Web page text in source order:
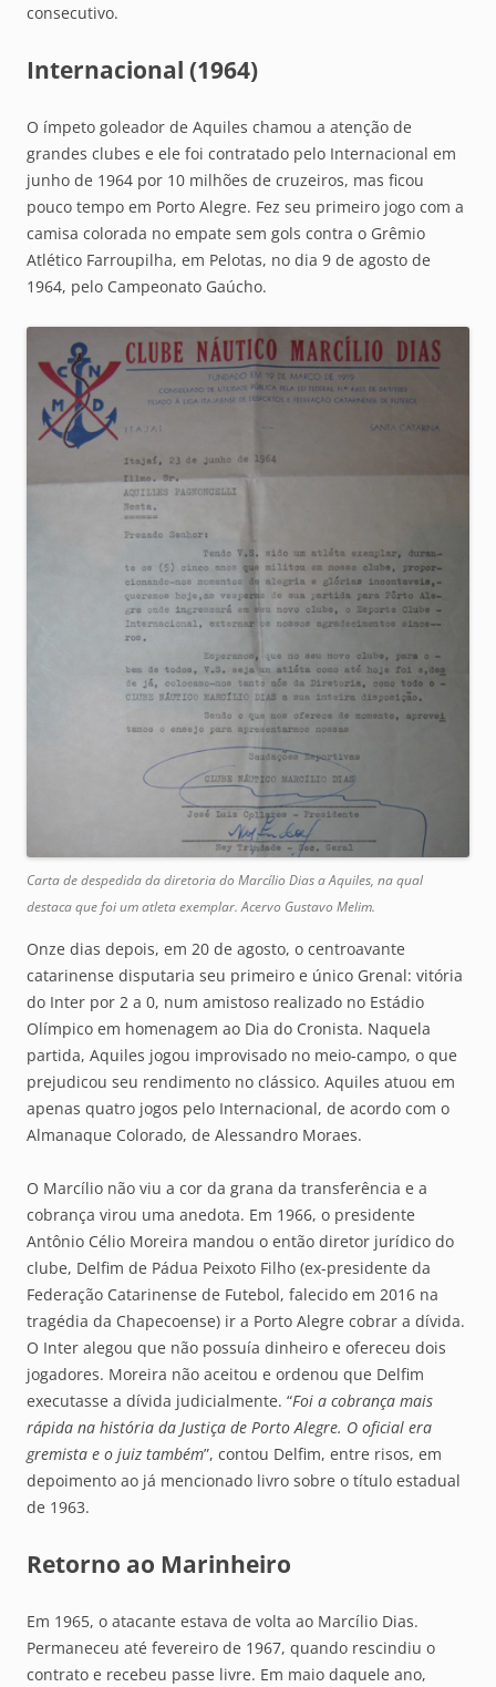
consecutivo.
Internacional (1964)
O ímpeto goleador de Aquiles chamou a atenção de
grandes clubes e ele foi contratado pelo Internacional em
junho de 1964 por 10 milhões de cruzeiros, mas ficou
pouco tempo em Porto Alegre. Fez seu primeiro jogo com a
camisa colorada no empate sem gols contra o Grêmio
Atlético Farroupilha, em Pelotas, no dia 9 de agosto de
1964, pelo Campeonato Gaúcho.
Carta de despedida da diretoria do Marcílio Dias a Aquiles, na qual
destaca que foi um atleta exemplar. Acervo Gustavo Melim.
Onze dias depois, em 20 de agosto, o centroavante
catarinense disputaria seu primeiro e único Grenal: vitória
do Inter por 2 a 0, num amistoso realizado no Estádio
Olímpico em homenagem ao Dia do Cronista. Naquela
partida, Aquiles jogou improvisado no meio-campo, o que
prejudicou seu rendimento no clássico. Aquiles atuou em
apenas quatro jogos pelo Internacional, de acordo com o
Almanaque Colorado, de Alessandro Moraes.
O Marcílio não viu a cor da grana da transferência e a
cobrança virou uma anedota. Em 1966, o presidente
Antônio Célio Moreira mandou o então diretor jurídico do
clube, Delfim de Pádua Peixoto Filho (ex-presidente da
Federação Catarinense de Futebol, falecido em 2016 na
tragédia da Chapecoense) ir a Porto Alegre cobrar a dívida.
O Inter alegou que não possuía dinheiro e ofereceu dois
jogadores. Moreira não aceitou e ordenou que Delfim
executasse a dívida judicialmente. “Foi a cobrança mais
rápida na história da Justiça de Porto Alegre. O oficial era
gremista e o juiz também”, contou Delfim, entre risos, em
depoimento ao já mencionado livro sobre o título estadual
de 1963.
Retorno ao Marinheiro
Em 1965, o atacante estava de volta ao Marcílio Dias.
Permaneceu até fevereiro de 1967, quando rescindiu o
contrato e recebeu passe livre. Em maio daquele ano,